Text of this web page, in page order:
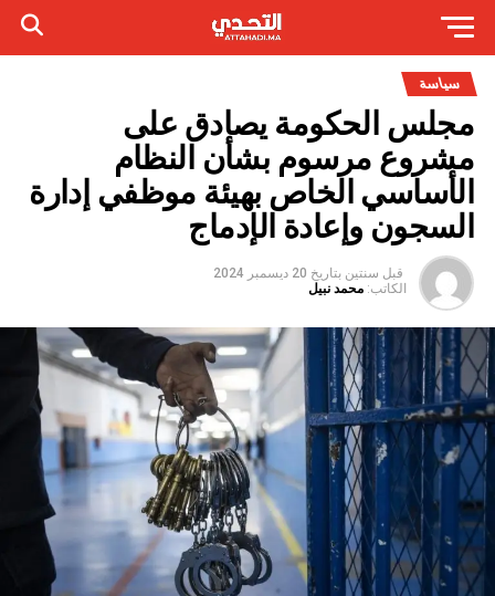
سياسة
مجلس الحكومة يصادق على
مشروع مرسوم بشأن النظام
الأساسي الخاص بهيئة موظفي إدارة
السجون وإعادة الإدماج
قبل سنتين بتاريخ 20 ديسمبر 2024
الكاتب: محمد نبيل